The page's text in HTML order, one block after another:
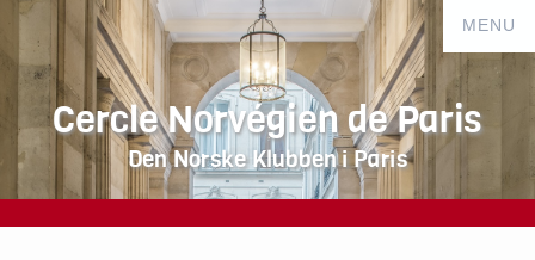
Den Norske Klubben i Paris
Cercle Norvégien de Paris